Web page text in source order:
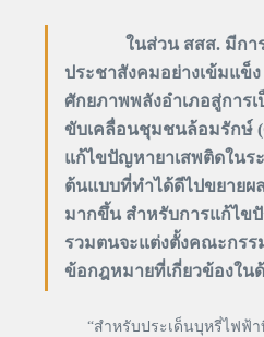
ในส่วน สสส. มีการด
ประชาสังคมอย่างเข้มแข็
ศักยภาพพลังอำเภอสู่การ
ขับเคลื่อนชุมชนล้อมรักษ์
แก้ไขปัญหายาเสพติดใน
ต้นแบบที่ทำได้ดีไปขยายผ
มากขึ้น สำหรับการแก้ไข
รวมตนจะแต่งตั้งคณะกร
ข้อกฎหมายที่เกี่ยวข้องใน
“สำหรับประเด็นบุหรี่ไฟฟ้าที่ร